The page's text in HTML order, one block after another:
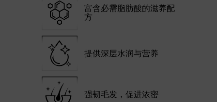
富含必需脂肪酸的滋养配
方
提供深层水润与营养
强韧毛发，促进浓密